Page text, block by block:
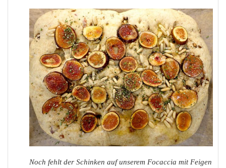
Noch fehlt der Schinken auf unserem Focaccia mit Feigen